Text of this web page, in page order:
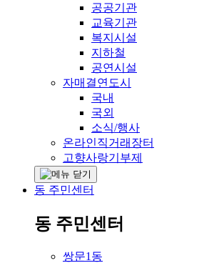
공공기관
교육기관
복지시설
지하철
공연시설
자매결연도시
국내
국외
소식/행사
온라인직거래장터
고향사랑기부제
동 주민센터
동 주민센터
쌍문1동